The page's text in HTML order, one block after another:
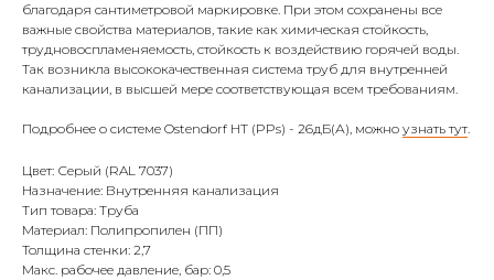
благодаря сантиметровой маркировке. При этом сохранены все
важные свойства материалов, такие как химическая стойкость,
трудновоспламеняемость, стойкость к воздействию горячей воды.
Так возникла высококачественная система труб для внутренней
канализации, в высшей мере соответствующая всем требованиям.
Подробнее о системе Ostendorf HT (PPs) - 26дБ(А), можно узнать тут.
Цвет: Серый (RAL 7037)
Назначение: Внутренняя канализация
Тип товара: Труба
Материал: Полипропилен (ПП)
Толщина стенки: 2,7
Макс. рабочее давление, бар: 0,5